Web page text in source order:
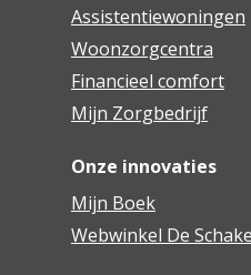
Assistentiewoningen
Woonzorgcentra
Financieel comfort
Mijn Zorgbedrijf
Onze innovaties
Mijn Boek
Webwinkel De